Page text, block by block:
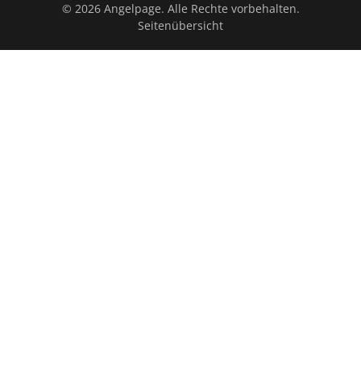
© 2026 Angelpage. Alle Rechte vorbehalten.
Seitenübersicht